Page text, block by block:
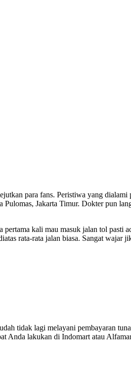
para fans. Peristiwa yang
Jakarta Timur. Dokter pun
kali mau masuk jalan tol pasti
rata-rata jalan biasa. Sangat wajar
tidak lagi melayani pembayaran
Anda lakukan di Indomart atau